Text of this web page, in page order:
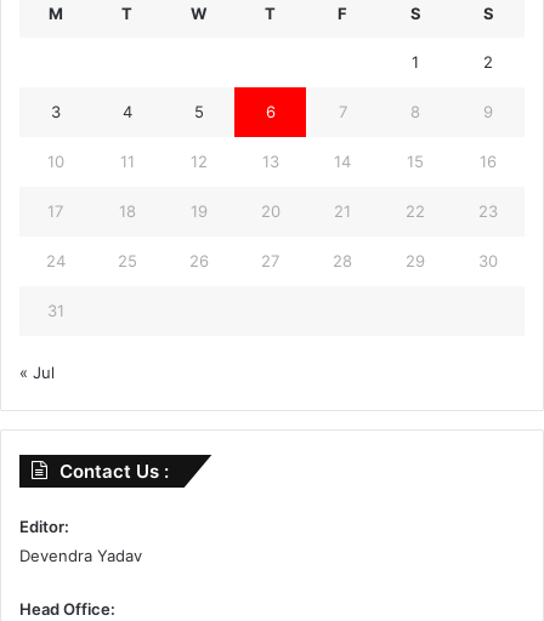
M T W T F S S
1 2
3 4 5 6 7 8 9
10 11 12 13 14 15 16
17 18 19 20 21 22 23
24 25 26 27 28 29 30
31
« Jul
Contact Us :
Editor:
Devendra Yadav
Head Office: